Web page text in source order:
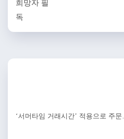
‘서머타임 거래시간’ 적용으로 주문